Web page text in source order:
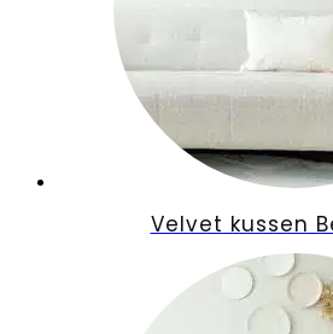
Velvet kussen